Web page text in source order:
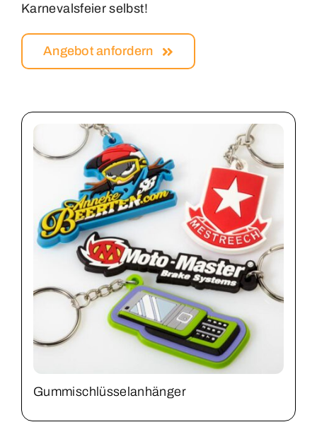
Karnevalsfeier selbst!
Angebot anfordern
Gummischlüsselanhänger